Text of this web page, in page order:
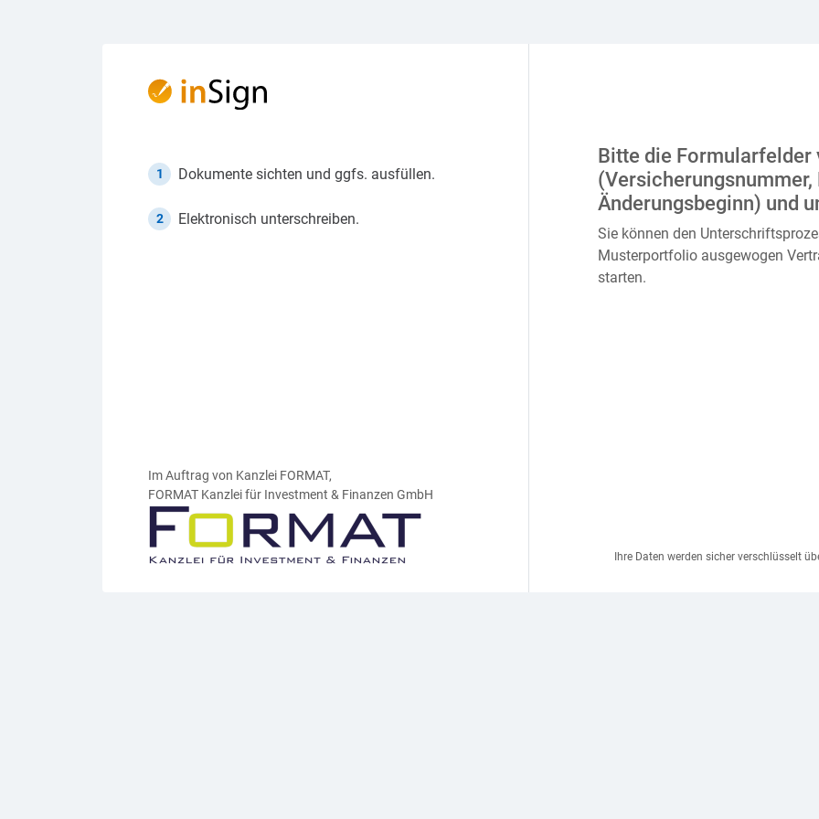
1 Dokumente sichten und ggfs. ausfüllen.
2 Elektronisch unterschreiben.
Im Auftrag von Kanzlei FORMAT,
FORMAT Kanzlei für Investment & Finanzen GmbH
Bitte die
Änderungsbeginn) und
Sie können den
Musterportfolio ausgewogen
starten.
Ihre Daten werden sicher verschlüsselt